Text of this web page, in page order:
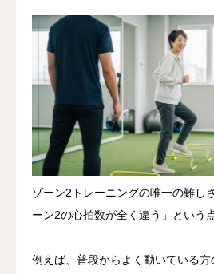
ゾーン2トレーニングの唯一の難し
ーン2の心拍数が全く違う」という
例えば、普段からよく動いている